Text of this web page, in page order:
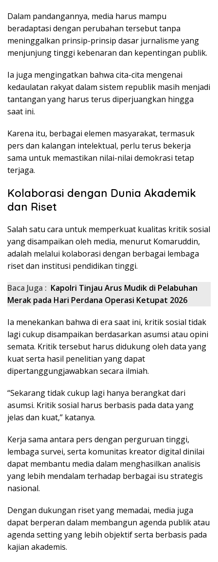
Dalam pandangannya, media harus mampu
beradaptasi dengan perubahan tersebut tanpa
meninggalkan prinsip-prinsip dasar jurnalisme yang
menjunjung tinggi kebenaran dan kepentingan publik.
Ia juga mengingatkan bahwa cita-cita mengenai
kedaulatan rakyat dalam sistem republik masih menjadi
tantangan yang harus terus diperjuangkan hingga
saat ini.
Karena itu, berbagai elemen masyarakat, termasuk
pers dan kalangan intelektual, perlu terus bekerja
sama untuk memastikan nilai-nilai demokrasi tetap
terjaga.
Kolaborasi dengan Dunia Akademik
dan Riset
Salah satu cara untuk memperkuat kualitas kritik sosial
yang disampaikan oleh media, menurut Komaruddin,
adalah melalui kolaborasi dengan berbagai lembaga
riset dan institusi pendidikan tinggi.
Baca Juga : Kapolri Tinjau Arus Mudik di Pelabuhan
Merak pada Hari Perdana Operasi Ketupat 2026
Ia menekankan bahwa di era saat ini, kritik sosial tidak
lagi cukup disampaikan berdasarkan asumsi atau opini
semata. Kritik tersebut harus didukung oleh data yang
kuat serta hasil penelitian yang dapat
dipertanggungjawabkan secara ilmiah.
“Sekarang tidak cukup lagi hanya berangkat dari
asumsi. Kritik sosial harus berbasis pada data yang
jelas dan kuat,” katanya.
Kerja sama antara pers dengan perguruan tinggi,
lembaga survei, serta komunitas kreator digital dinilai
dapat membantu media dalam menghasilkan analisis
yang lebih mendalam terhadap berbagai isu strategis
nasional.
Dengan dukungan riset yang memadai, media juga
dapat berperan dalam membangun agenda publik atau
agenda setting yang lebih objektif serta berbasis pada
kajian akademis.